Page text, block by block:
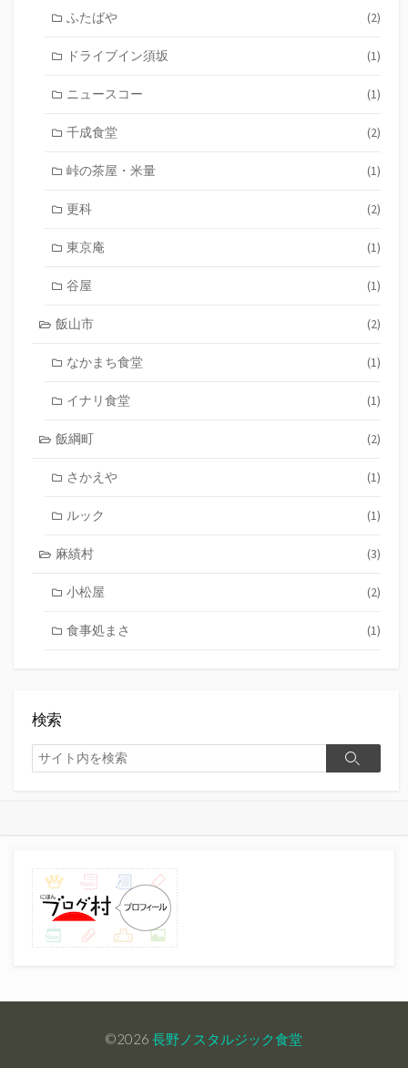
ふたばや (2)
ドライブイン須坂 (1)
ニュースコー (1)
千成食堂 (2)
峠の茶屋・米量 (1)
更科 (2)
東京庵 (1)
谷屋 (1)
飯山市 (2)
なかまち食堂 (1)
イナリ食堂 (1)
飯綱町 (2)
さかえや (1)
ルック (1)
麻績村 (3)
小松屋 (2)
食事処まさ (1)
検索
検
索
検
©2026 長野ノスタルジック食堂